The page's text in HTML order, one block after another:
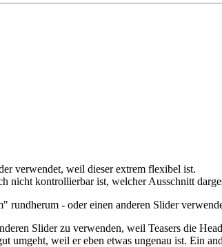
verwendet, weil dieser extrem flexibel ist.
nicht kontrollierbar ist, welcher Ausschnitt
rundherum - oder einen anderen Slider
Slider zu verwenden, weil Teasers die
umgeht, weil er eben etwas ungenau ist. Ein